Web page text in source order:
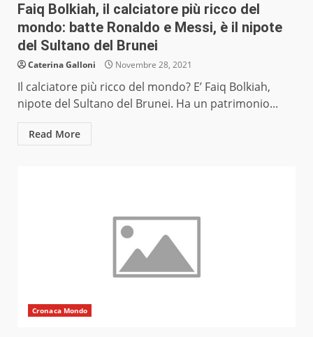
Faiq Bolkiah, il calciatore più ricco del
mondo: batte Ronaldo e Messi, è il nipote
del Sultano del Brunei
Caterina Galloni Novembre 28, 2021
Il calciatore più ricco del mondo? E’ Faiq Bolkiah,
nipote del Sultano del Brunei. Ha un patrimonio...
Read More
Cronaca Mondo